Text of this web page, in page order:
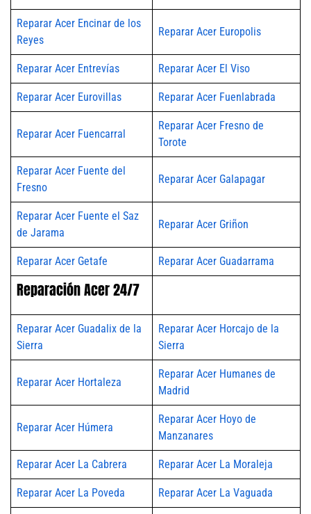
Reparar Acer Encinar de los
Reyes
Reparar Acer Europolis
Reparar Acer Entrevías Reparar Acer El Viso
Reparar Acer Eurovillas Reparar Acer Fuenlabrada
Reparar Acer Fuencarral
Reparar Acer Fresno de
Torote
Reparar Acer Fuente del
Fresno
Reparar Acer Galapagar
Reparar Acer Fuente el Saz
de Jarama
Reparar Acer Griñon
Reparar Acer Getafe Reparar Acer Guadarrama
Reparación Acer 24/7
Reparar Acer Guadalix de la
Sierra
Reparar Acer Horcajo de la
Sierra
Reparar Acer Hortaleza
Reparar Acer Humanes de
Madrid
Reparar Acer Húmera
Reparar Acer Hoyo de
Manzanares
Reparar Acer La Cabrera Reparar Acer La Moraleja
Reparar Acer La Poveda Reparar Acer La Vaguada